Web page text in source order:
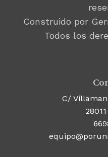
Construido por
Todos los
C/